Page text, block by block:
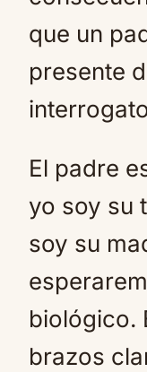
que un
presente
El padre
yo soy su
soy su
biológico.
brazos